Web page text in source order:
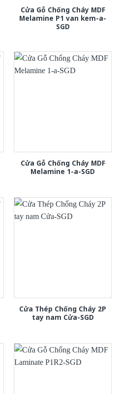
Cửa Gỗ Chống Cháy MDF
Melamine P1 van kem-a-
SGD
Cửa Gỗ Chống Cháy MDF
Melamine 1-a-SGD
Cửa Thép Chống Cháy 2P
tay nam Cửa-SGD